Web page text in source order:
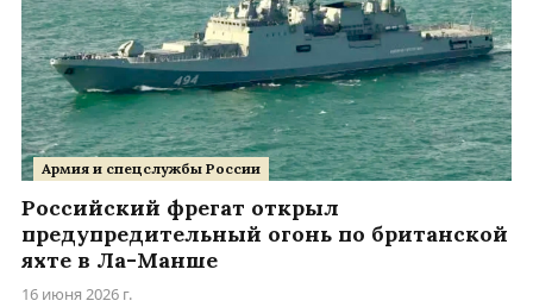
Армия и спецслужбы России
Российский фрегат открыл
предупредительный огонь по британской
яхте в Ла-Манше
16 июня 2026 г.